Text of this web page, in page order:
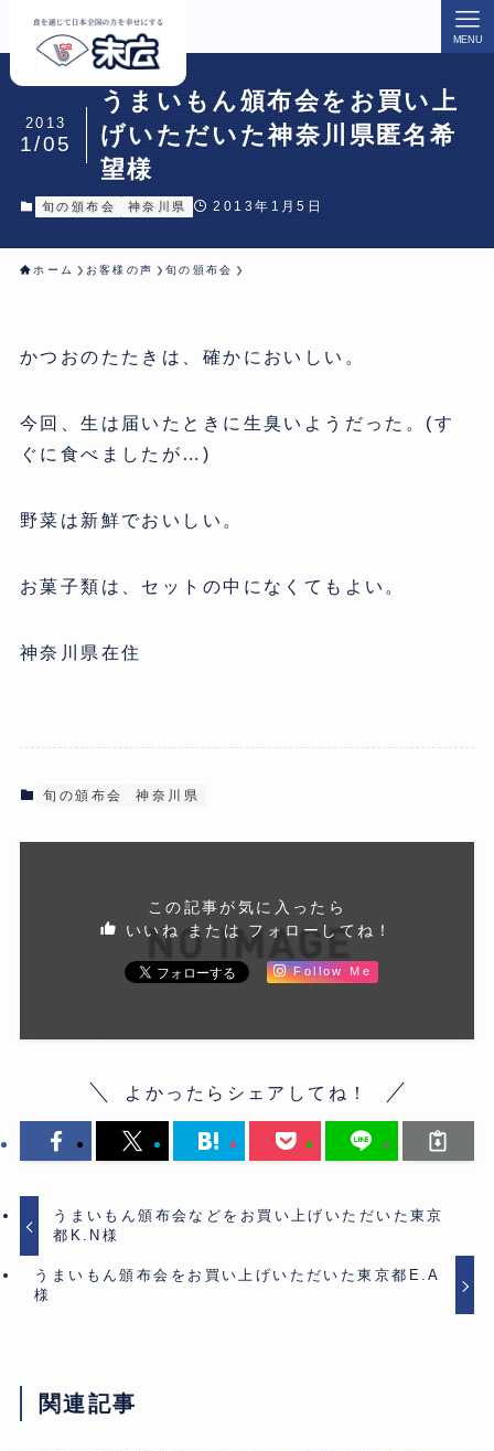
MENU
うまいもん頒布会をお買い上
げいただいた神奈川県匿名希
望様
2013
1/05
旬の頒布会 神奈川県 2013年1月5日
ホーム お客様の声 旬の頒布会
かつおのたたきは、確かにおいしい。
今回、生は届いたときに生臭いようだった。(す
ぐに食べましたが…)
野菜は新鮮でおいしい。
お菓子類は、セットの中になくてもよい。
神奈川県在住
旬の頒布会 神奈川県
この記事が気に入ったら
いいね または フォローしてね！
Follow Me
よかったらシェアしてね！
うまいもん頒布会などをお買い上げいただいた東京
都K.N様
うまいもん頒布会をお買い上げいただいた東京都E.A
様
関連記事